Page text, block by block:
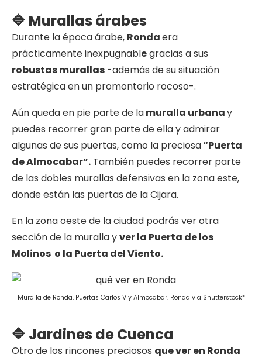
🔷 Murallas árabes
Durante la época árabe, Rondaera
prácticamente inexpugnablegracias a sus
robustas murallas -además de su situación
estratégica en un promontorio rocoso-.
Aún queda en pie parte de lamuralla urbanay
puedes recorrer gran parte de ella y admirar
algunas de sus puertas, como la preciosa“Puerta
de Almocabar”. También puedes recorrer parte
de las dobles murallas defensivas en la zona este,
donde están las puertas de la Cijara.
En la zona oeste de la ciudad podrás ver otra
sección de la muralla yver la Puerta de los
Molinos o la Puerta del Viento.
Muralla de Ronda, Puertas Carlos V y Almocabar. Ronda via Shutterstock*
🔷 Jardines de Cuenca
Otro de los rincones preciosos que ver en Ronda